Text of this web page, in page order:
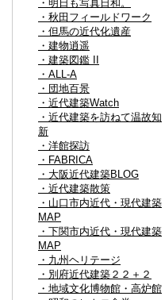
・明日も写真日和。
・秋田フィールドワーク
・但馬の近代化遺産
・建物逍遥
・建築図鑑 II
・ALL-A
・団地百景
・近代建築Watch
・近代建築を訪ねて温故知
新
・洋館探訪
・FABRICA
・大阪近代建築BLOG
・近代建築散策
・山口市内近代・現代建築
MAP
・下関市内近代・現代建築
MAP
・九州ヘリテージ
・別府近代建築２２＋２
・地域文化博物館・高炉館